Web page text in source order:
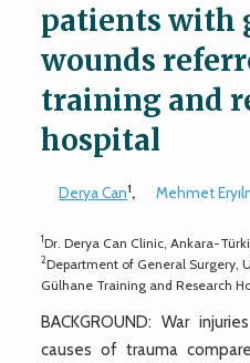
patients with
wounds
training and
hospital
Derya Can1, Mehmet
1Dr. Derya Can Clinic, Ankara-
2Department of General Surgery,
Gülhane Training and Research
BACKGROUND: War
causes of trauma